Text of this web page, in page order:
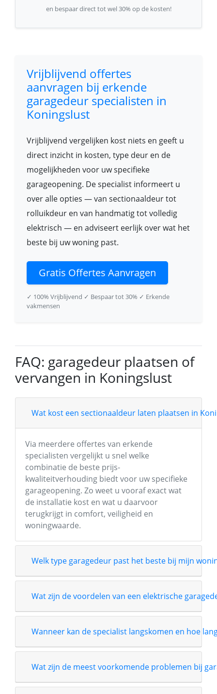
en bespaar direct tot wel 30% op de kosten!
Vrijblijvend offertes
aanvragen bij erkende
garagedeur specialisten in
Koningslust
Vrijblijvend vergelijken kost niets en geeft u
direct inzicht in kosten, type deur en de
mogelijkheden voor uw specifieke
garageopening. De specialist informeert u
over alle opties — van sectionaaldeur tot
rolluikdeur en van handmatig tot volledig
elektrisch — en adviseert eerlijk over wat het
beste bij uw woning past.
Gratis Offertes Aanvragen
✓ 100% Vrijblijvend ✓ Bespaar tot 30% ✓ Erkende
vakmensen
FAQ: garagedeur plaatsen of
vervangen in Koningslust
Wat kost een sectionaaldeur laten plaatsen in
Via meerdere offertes van erkende
specialisten vergelijkt u snel welke
combinatie de beste prijs-
kwaliteitverhouding biedt voor uw specifieke
garageopening. Zo weet u vooraf exact wat
de installatie kost en wat u daarvoor
terugkrijgt in comfort, veiligheid en
woningwaarde.
Welk type garagedeur past het beste bij mijn
Wat zijn de voordelen van een elektrische
Wanneer kan de specialist langskomen en hoe
Wat zijn de meest voorkomende problemen bij